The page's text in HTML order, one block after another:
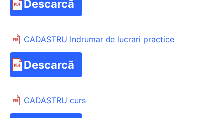
Descarcă
CADASTRU Indrumar de lucrari practice
Descarcă
CADASTRU curs